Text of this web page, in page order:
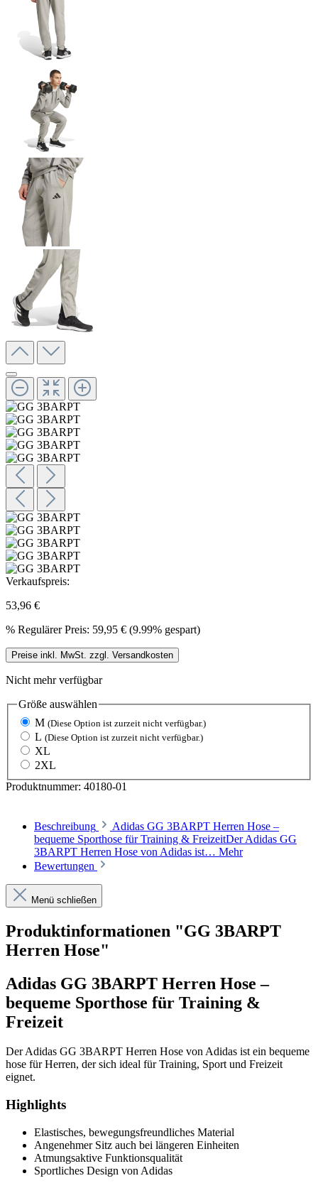
Verkaufspreis:
53,96 €
% Regulärer Preis: 59,95 € (9.99% gespart)
Preise inkl. MwSt. zzgl. Versandkosten
Nicht mehr verfügbar
Größe auswählen
M (Diese Option ist zurzeit nicht verfügbar.)
L (Diese Option ist zurzeit nicht verfügbar.)
XL
2XL
Produktnummer: 40180-01
Beschreibung
Adidas GG 3BARPT Herren Hose –
bequeme Sporthose für Training & FreizeitDer Adidas GG
3BARPT Herren Hose von Adidas ist… Mehr
Bewertungen
Menü schließen
Produktinformationen "GG 3BARPT
Herren Hose"
Adidas GG 3BARPT Herren Hose –
bequeme Sporthose für Training &
Freizeit
Der Adidas GG 3BARPT Herren Hose von Adidas ist ein bequeme
hose für Herren, der sich ideal für Training, Sport und Freizeit
eignet.
Highlights
Elastisches, bewegungsfreundliches Material
Angenehmer Sitz auch bei längeren Einheiten
Atmungsaktive Funktionsqualität
Sportliches Design von Adidas